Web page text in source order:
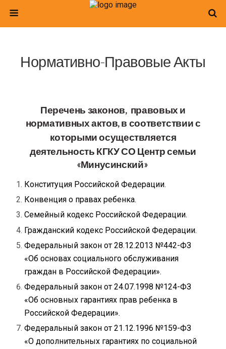
Нормативно-Правовые Акты
Перечень законов, правовых и
нормативных актов,в соответствии с
которыми осуществляется
деятельность КГКУ СО Центр семьи
«Минусинский»
Конституция Российской Федерации.
Конвенция о правах ребенка.
Семейный кодекс Российской Федерации.
Гражданский кодекс Российской Федерации.
Федеральный закон от 28.12.2013 №442-ФЗ
«Об основах социального обслуживания
граждан в Российской Федерации».
Федеральный закон от 24.07.1998 №124-ФЗ
«Об основных гарантиях прав ребенка в
Российской Федерации».
Федеральный закон от 21.12.1996 №159-ФЗ
«О дополнительных гарантиях по социальной